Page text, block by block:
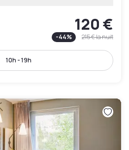
120 €
-44% 215 €la nuit
10h - 19h